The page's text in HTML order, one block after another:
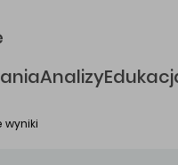
Analizy
wyniki